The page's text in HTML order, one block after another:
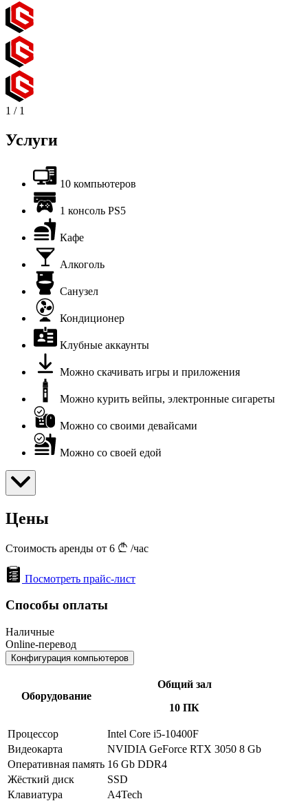
1 / 1
Услуги
10 компьютеров
1 консоль PS5
Кафе
Алкоголь
Санузел
Кондиционер
Клубные аккаунты
Можно скачивать игры и приложения
Можно курить вейпы, электронные сигареты
Можно со своими девайсами
Можно со своей едой
Цены
Стоимость аренды от 6 /час
Посмотреть прайс-лист
Способы оплаты
Наличные
Online-перевод
Конфигурация компьютеров
Оборудование
Общий зал
10 ПК
Процессор
Intel Core i5-10400F
Видеокарта
NVIDIA GeForce RTX 3050 8 Gb
Оперативная память 16 Gb DDR4
Жёсткий диск
SSD
Клавиатура
A4Tech